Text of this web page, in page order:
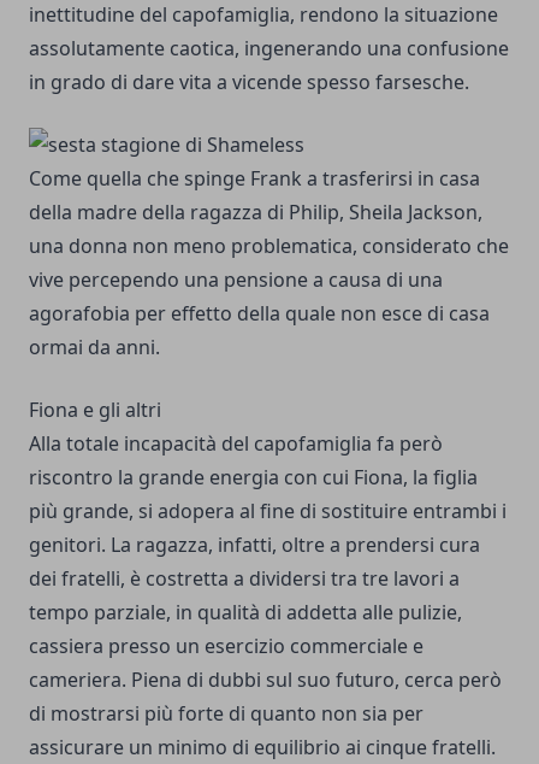
inettitudine del capofamiglia, rendono la situazione
assolutamente caotica, ingenerando una confusione
in grado di dare vita a vicende spesso farsesche.
Come quella che spinge Frank a trasferirsi in casa
della madre della ragazza di Philip, Sheila Jackson,
una donna non meno problematica, considerato che
vive percependo una pensione a causa di una
agorafobia per effetto della quale non esce di casa
ormai da anni.
Fiona e gli altri
Alla totale incapacità del capofamiglia fa però
riscontro la grande energia con cui Fiona, la figlia
più grande, si adopera al fine di sostituire entrambi i
genitori. La ragazza, infatti, oltre a prendersi cura
dei fratelli, è costretta a dividersi tra tre lavori a
tempo parziale, in qualità di addetta alle pulizie,
cassiera presso un esercizio commerciale e
cameriera. Piena di dubbi sul suo futuro, cerca però
di mostrarsi più forte di quanto non sia per
assicurare un minimo di equilibrio ai cinque fratelli.